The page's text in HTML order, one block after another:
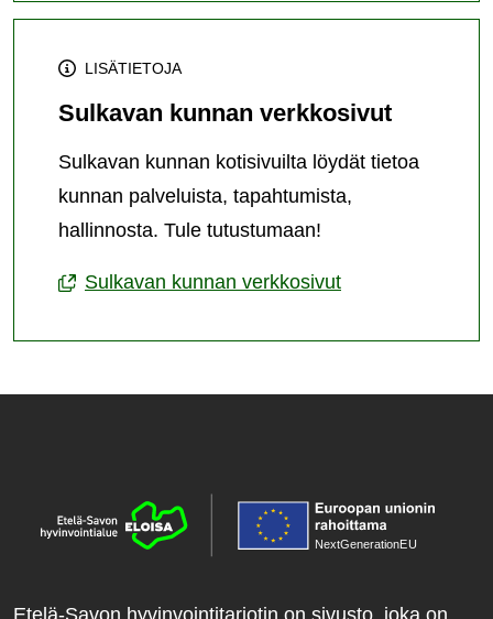
LISÄTIETOJA
Sulkavan kunnan verkkosivut
Sulkavan kunnan kotisivuilta löydät tietoa
kunnan palveluista, tapahtumista,
hallinnosta. Tule tutustumaan!
Sulkavan kunnan verkkosivut
NextGenerationEU
Etelä-Savon hyvinvointitarjotin on sivusto, joka on